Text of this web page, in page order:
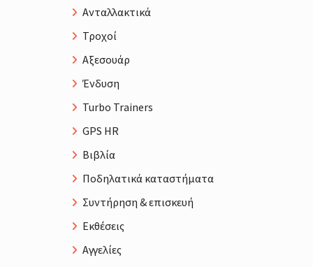
Ανταλλακτικά
Τροχοί
Αξεσουάρ
Ένδυση
Turbo Trainers
GPS HR
Βιβλία
Ποδηλατικά καταστήματα
Συντήρηση & επισκευή
Εκθέσεις
Αγγελίες